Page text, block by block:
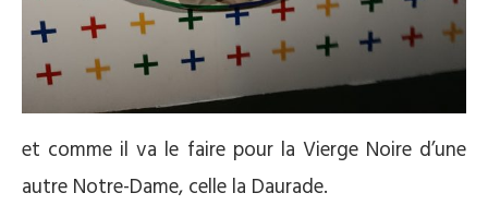
et comme il va le faire pour la Vierge Noire d’une
autre Notre-Dame, celle la Daurade.